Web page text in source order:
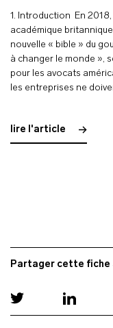
1. Introduction En
académique
nouvelle « bible » du
à changer le monde »,
pour les avocats
les entreprises ne
lire l'article
Partager cette fiche